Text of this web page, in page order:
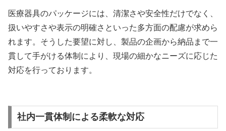
医療器具のパッケージには、清潔さや安全性だけでなく、
扱いやすさや表示の明確さといった多方面の配慮が求めら
れます。そうした要望に対し、製品の企画から納品まで一
貫して手がける体制により、現場の細かなニーズに応じた
対応を行っております。
社内一貫体制による柔軟な対応